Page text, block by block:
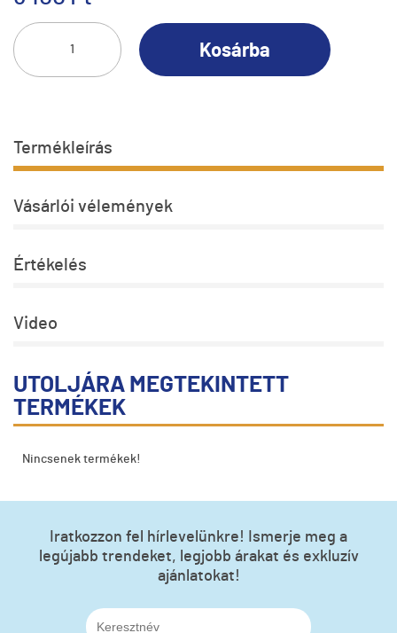
Kosárba
Termékleírás
Vásárlói vélemények
Értékelés
Video
UTOLJÁRA MEGTEKINTETT
TERMÉKEK
Nincsenek termékek!
Iratkozzon fel hírlevelünkre! Ismerje meg a
legújabb trendeket, legjobb árakat és exkluzív
ajánlatokat!